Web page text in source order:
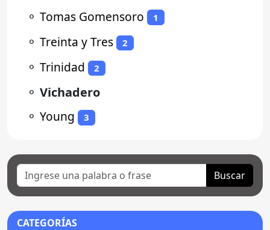
⚬ Tomas Gomensoro 1
⚬ Treinta y Tres 2
⚬ Trinidad 2
⚬ Vichadero
⚬ Young 3
Buscar
CATEGORÍAS